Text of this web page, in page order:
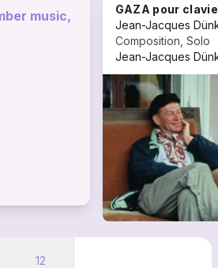
music,
GAZA pour clavier à 5
Jean-Jacques
Composition, Solo
Jean-Jacques
12